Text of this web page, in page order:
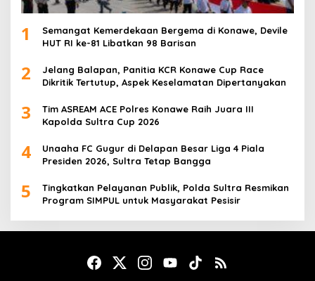
1
Semangat Kemerdekaan Bergema di Konawe, Devile
HUT RI ke-81 Libatkan 98 Barisan
2
Jelang Balapan, Panitia KCR Konawe Cup Race
Dikritik Tertutup, Aspek Keselamatan Dipertanyakan
3
Tim ASREAM ACE Polres Konawe Raih Juara III
Kapolda Sultra Cup 2026
4
Unaaha FC Gugur di Delapan Besar Liga 4 Piala
Presiden 2026, Sultra Tetap Bangga
5
Tingkatkan Pelayanan Publik, Polda Sultra Resmikan
Program SIMPUL untuk Masyarakat Pesisir